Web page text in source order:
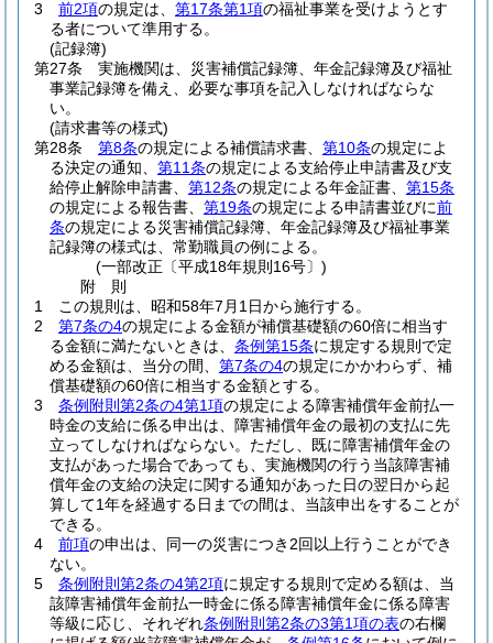
3
前2項の規定は、 第17条第1項の福祉事業を受けようとす
る者について準用する。
(記録簿)
第27条
実施機関は、災害補償記録簿、年金記録簿及び福祉
事業記録簿を備え、必要な事項を記入しなければならな
い。
(請求書等の様式)
第28条
第8条の規定による補償請求書、 第10条の規定によ
る決定の通知、 第11条の規定による支給停止申請書及び支
給停止解除申請書、 第12条の規定による年金証書、 第15条
の規定による報告書、 第19条の規定による申請書並びに前
条の規定による災害補償記録簿、年金記録簿及び福祉事業
記録簿の様式は、常勤職員の例による。
(一部改正〔平成18年規則16号〕)
附 則
1
この規則は、昭和58年7月1日から施行する。
2
第7条の4の規定による金額が補償基礎額の60倍に相当す
る金額に満たないときは、 条例第15条に規定する規則で定
める金額は、当分の間、 第7条の4の規定にかかわらず、補
償基礎額の60倍に相当する金額とする。
3
条例附則第2条の4第1項の規定による障害補償年金前払一
時金の支給に係る申出は、障害補償年金の最初の支払に先
立ってしなければならない。 ただし、既に障害補償年金の
支払があった場合であっても、実施機関の行う当該障害補
償年金の支給の決定に関する通知があった日の翌日から起
算して1年を経過する日までの間は、当該申出をすることが
できる。
4
前項の申出は、同一の災害につき2回以上行うことができ
ない。
5
条例附則第2条の4第2項に規定する規則で定める額は、当
該障害補償年金前払一時金に係る障害補償年金に係る障害
等級に応じ、それぞれ条例附則第2条の3第1項の表の右欄